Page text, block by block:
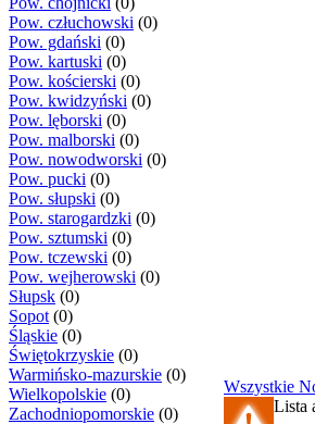
Pow. człuchowski (0)
Pow. gdański (0)
Pow. kartuski (0)
Pow. kościerski (0)
Pow. kwidzyński (0)
Pow. lęborski (0)
Pow. malborski (0)
Pow. nowodworski (0)
Pow. pucki (0)
Pow. słupski (0)
Pow. starogardzki (0)
Pow. sztumski (0)
Pow. tczewski (0)
Pow. wejherowski (0)
Słupsk (0)
Sopot (0)
Śląskie (0)
Świętokrzyskie (0)
Warmińsko-mazurskie (0)
Wielkopolskie (0)
Zachodniopomorskie (0)
Wszystkie
Lista